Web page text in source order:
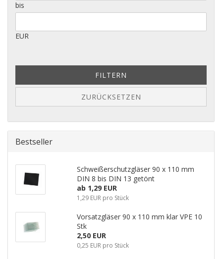
bis
EUR
FILTERN
ZURÜCKSETZEN
Bestseller
Schweißerschutzgläser 90 x 110 mm
DIN 8 bis DIN 13 getönt
ab 1,29 EUR
1,29 EUR pro Stück
Vorsatzgläser 90 x 110 mm klar VPE 10
Stk
2,50 EUR
0,25 EUR pro Stück